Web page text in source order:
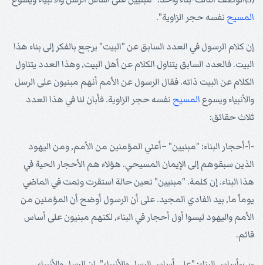
المسيحنفسه حجر الزاوية".
إن كلام الرسول في العدد السابق عن "البيت" يرجع بالفكر إلى بناء هذا
البيت. فالعدد السابق يتناول الكلام عن أهل البيت, وهذا العدد يتناول
الكلام عن البيت ذاته. فقال الرسول عن الأمم أنهم مبنيون على الرسل
والأنبياء ويسوع المسيح نفسه حجر الزاوية. فأبان لنا في هذا العدد
ثلاث حقائق:
-أ-أحجار البناء: "مبنيين" –أعني المؤمنين من الأمم, ومن اليهود
الذين سبقوهم إلى الإيمان المسيحي. هؤلاء هم الأحجار الحية في
هذا البناء. إن كلمة. "مبنيين" تعين حالة استقرت وتمت في الماضي
يوماً ما, بيد الفادي المجيد. على أن الرسول أوضح أن المؤمنين من
الأمم واليهود ليسوا أول أحجار في البناء, لكنهم مبنيون على أساس
قائم.